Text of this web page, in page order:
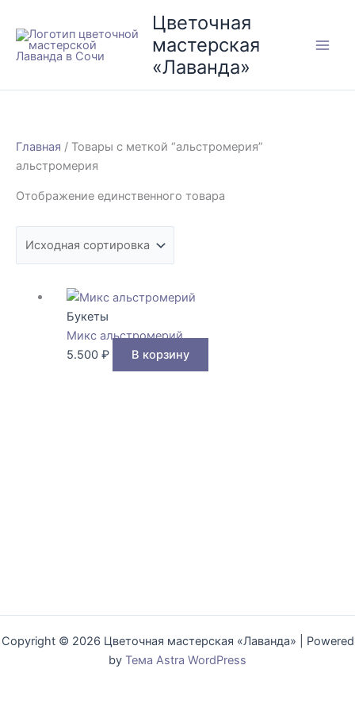
содержимому
Цветочная
мастерская
«Лаванда»
Главная / Товары с меткой “альстромерия”
альстромерия
Отображение единственного товара
Букеты
Микс альстромерий
5.500 ₽ В корзину
Copyright © 2026 Цветочная мастерская «Лаванда» | Powered
by Тема Astra WordPress